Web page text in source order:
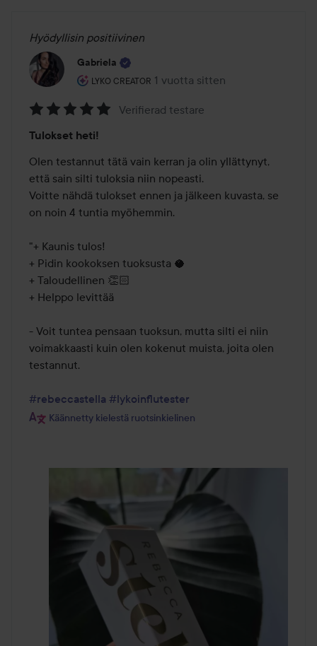
Hyödyllisin positiivinen
Gabriela
LYKO CREATOR
Käyttäjän rooli: Lyko Creator.
1 vuotta sitten
Viesti luotiin 1 vuotta sitten
5
/
5
Verifierad testare
Tulokset heti!
Olen testannut tätä vain kerran ja olin yllättynyt,
että sain silti tuloksia niin nopeasti.
Voitte nähdä tulokset ennen ja jälkeen kuvasta, se
on noin 4 tuntia myöhemmin.
"+ Kaunis tulos!
+ Pidin kookoksen tuoksusta 🥥
+ Taloudellinen 👏🏻
+ Helppo levittää
- Voit tuntea pensaan tuoksun, mutta silti ei niin
voimakkaasti kuin olen kokenut muista, joita olen
testannut.
#rebeccastella #lykoinflutester
Käännetty kielestä ruotsinkielinen